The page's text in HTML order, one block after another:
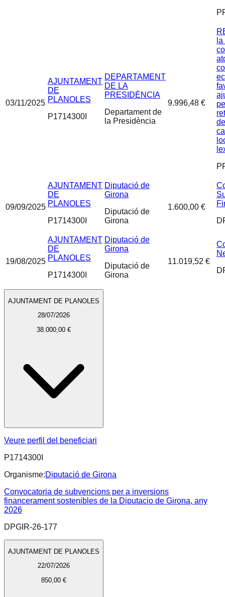
03/11/2025
AJUNTAMENT
DE
PLANOLES
P1714300I
DEPARTAMENT
DE LA
PRESIDÈNCIA
Departament de
la Presidència
9.996,48 €
09/09/2025
AJUNTAMENT
DE
PLANOLES
P1714300I
Diputació de
Girona
Diputació de
Girona
1.600,00 €
19/08/2025
AJUNTAMENT
DE
PLANOLES
P1714300I
Diputació de
Girona
Diputació de
Girona
11.019,52 €
AJUNTAMENT DE PLANOLES
28/07/2026
38.000,00 €
Veure perfil del beneficiari
P1714300I
Organisme:Diputació de Girona
Convocatoria de subvencions per a inversions
financerament sostenibles de la Diputacio de Girona, any
2026
DPGIR-26-177
AJUNTAMENT DE PLANOLES
22/07/2026
850,00 €